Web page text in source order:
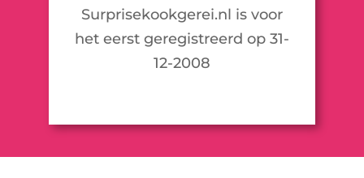
Surprisekookgerei.nl is voor
het eerst geregistreerd op 31-
12-2008